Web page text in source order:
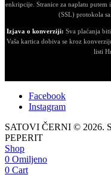
enkripcije. Stranice za naplatu putem
(SSL) protokola
Izjava o konverziji: Sva plaćanja
Vaša kartica dobiva se kroz
listi
Facebook
Instagram
SATOVI ČERNI © 2026.
PEPERIT
Shop
0 Omiljeno
0 Cart